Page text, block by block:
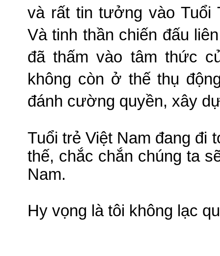
và rất tin tưởng vào Tuổi
Và tinh thần chiến đấu
đã thấm vào tâm thức
không còn ở thế thụ
đánh cường quyền, xây
Tuổi trẻ Việt Nam đang đi
thế, chắc chắn chúng ta
Nam.
Hy vọng là tôi không lạc